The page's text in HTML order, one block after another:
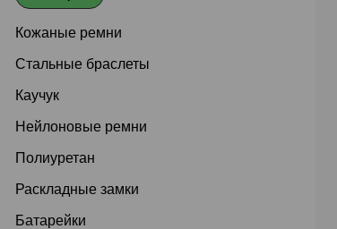
Кожаные ремни
Стальные браслеты
Каучук
Нейлоновые ремни
Полиуретан
Раскладные замки
Батарейки